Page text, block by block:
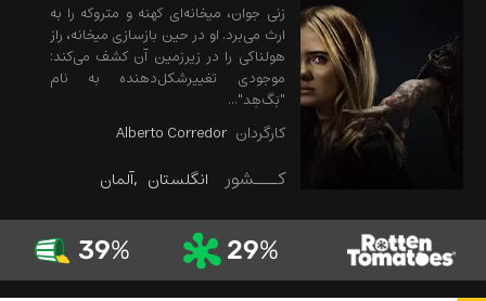
زنی جوان، میخانه‌ای کهنه و متروکه را به
ارث می‌برد. او در حین بازسازی میخانه، راز
هولناکی را در زیرزمین آن کشف می‌کند:
موجودی تغییرشکل‌دهنده به نام
"بَگ‌هِد"...
کارگردان Alberto Corredor
کـــشور انگلستان آلمان
29%
39%